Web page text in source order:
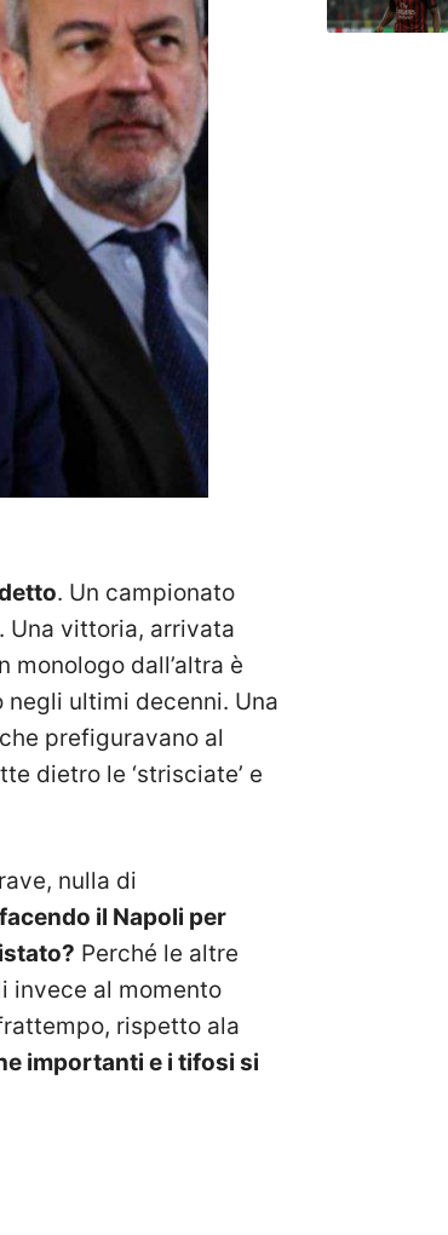
. Un campionato
Una vittoria, arrivata
monologo dall’altra è
ultimi decenni. Una
prefiguravano al
dietro le ‘strisciate’ e
nulla di
il Napoli per
Perché le altre
invece al momento
rispetto ala
importanti e i tifosi si